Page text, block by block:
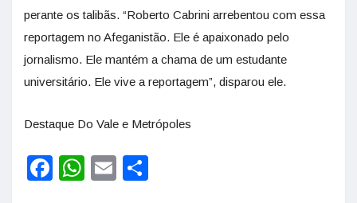
perante os talibãs. “Roberto Cabrini arrebentou com essa
reportagem no Afeganistão. Ele é apaixonado pelo
jornalismo. Ele mantém a chama de um estudante
universitário. Ele vive a reportagem”, disparou ele.
Destaque Do Vale e Metrópoles
Facebook
WhatsApp
Email